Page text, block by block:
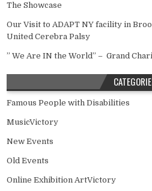
The Showcase
Our Visit to ADAPT NY facility in
United Cerebra Palsy
” We Are IN the World” – Grand
Famous People with Disabilities
MusicVictory
New Events
Old Events
Online Exhibition ArtVictory